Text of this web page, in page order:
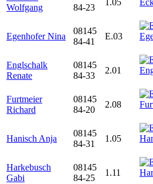
Wolfgang
84-23
1.05
Egenhofer Nina
08145
84-41
E.03
Englschalk
Renate
08145
84-33
2.01
Furtmeier
Richard
08145
84-20
2.08
Hanisch Anja
08145
84-31
1.05
Harkebusch
Gabi
08145
84-25
1.11